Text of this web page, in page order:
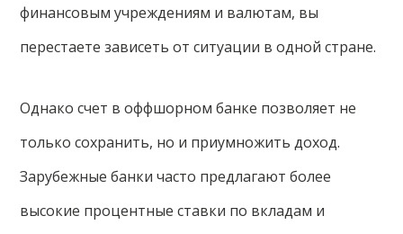
финансовым учреждениям и валютам, вы
перестаете зависеть от ситуации в одной стране.
Однако счет в оффшорном банке позволяет не
только сохранить, но и приумножить доход.
Зарубежные банки часто предлагают более
высокие процентные ставки по вкладам и